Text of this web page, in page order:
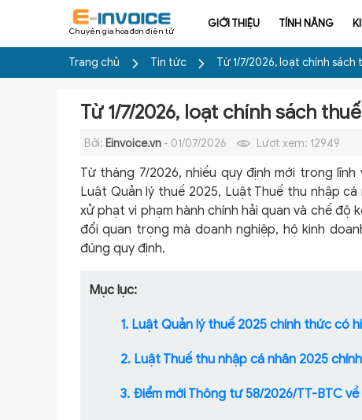
Chuyên gia hóa đơn điện tử
GIỚI THIỆU TÍNH NĂNG
Trang chủ Tin tức Từ 1/7/2026, loạt chính
Từ 1/7/2026, loạt chính sách
Bởi: Einvoice.vn - 01/07/2026 Lượt xem: 12949
Từ tháng 7/2026, nhiều quy định mới trong
Luật Quản lý thuế 2025, Luật Thuế thu nhập
xử phạt vi phạm hành chính hải quan và chế
đổi quan trọng mà doanh nghiệp, hộ kinh
đúng quy định.
Mục lục:
1. Luật Quản lý thuế 2025 chính thức có
2. Luật Thuế thu nhập cá nhân 2025
3. Điểm mới Thông tư 58/2026/TT-BTC